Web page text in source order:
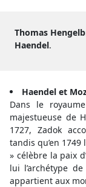
Thomas
Haendel.
Haendel et
Dans le
majestueuse de
1727, Zadok
tandis qu’en
» célèbre la paix
lui l’archétype
appartient aux